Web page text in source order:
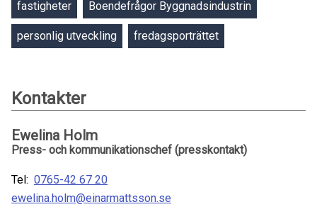
fastigheter Boendefrågor Byggnadsindustrin
personlig utveckling fredagsporträttet
Kontakter
Ewelina Holm
Press- och kommunikationschef (presskontakt)
Tel: 0765-42 67 20
ewelina.holm@einarmattsson.se